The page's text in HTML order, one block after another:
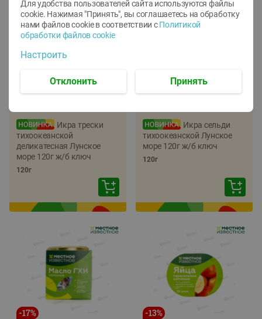
22%
Икра трески
тихоокеанской
деликатесная Лунское
море 120г ж/б ключ
120г
-17%
Икра сельди
тихоокеанской Лунское
море 120г ж/б ключ
120г
-17% -13%
Для удобства пользователей сайта используются файлы
cookie. Нажимая "Принять", вы соглашаетесь на обработку
нами файлов cookie в соответствии с Политикой
обработки файлов cookie
Настроить
Отклонить Принять